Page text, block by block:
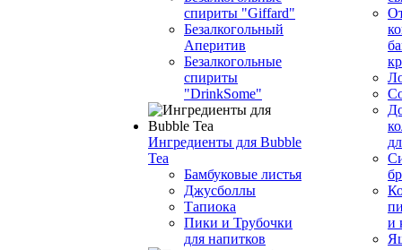
спириты "Giffard"
Безалкогольный
Аперитив
Безалкогольные
спириты
"DrinkSome"
Ингредиенты для Bubble
Tea
Бамбуковые листья
Джусболлы
Тапиока
Пики и Трубочки
для напитков
и